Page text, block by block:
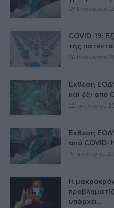
29 Ιανουαρίου
COVID-19:
της
26 Ιανουαρίου
Έκθεση
και έξι από
22 Ιανουαρίου
Έκθεση
από COVID-
15 Ιανουαρίου
Η
υπάρχει...